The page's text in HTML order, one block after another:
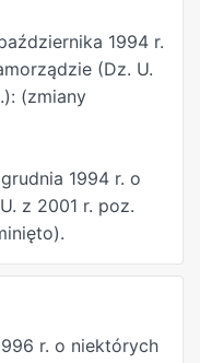
1994 r.
(Dz. U.
(zmiany
1994 r. o
z 2001 r. poz.
r. o niektórych